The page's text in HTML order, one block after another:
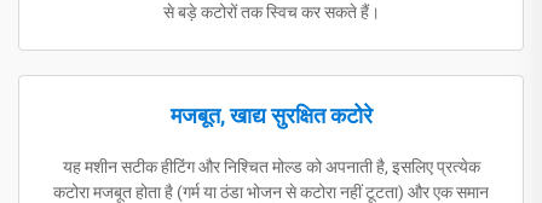
से बड़े कटोरों तक स्विच कर सकते हैं।
मजबूत, खाद्य सुरक्षित कटोरे
यह मशीन सटीक हीटिंग और निश्चित मोल्ड को अपनाती है, इसलिए प्रत्येक
कटोरा मजबूत होता है (गर्म या ठंडा भोजन से कटोरा नहीं टूटता) और एक समान